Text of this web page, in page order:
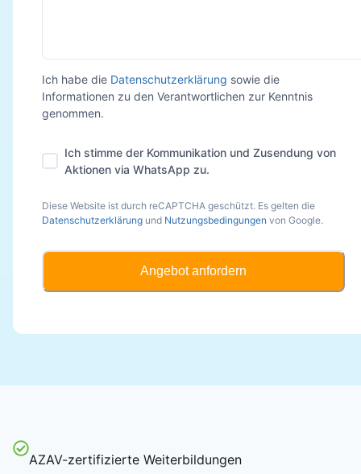
Ich habe die Datenschutzerklärung sowie die
Informationen zu den Verantwortlichen zur Kenntnis
genommen.
Ich stimme der Kommunikation und Zusendung von
Aktionen via WhatsApp zu.
Diese Website ist durch reCAPTCHA geschützt. Es gelten die
Datenschutzerklärung und Nutzungsbedingungen von Google.
Angebot anfordern
AZAV-zertifizierte Weiterbildungen